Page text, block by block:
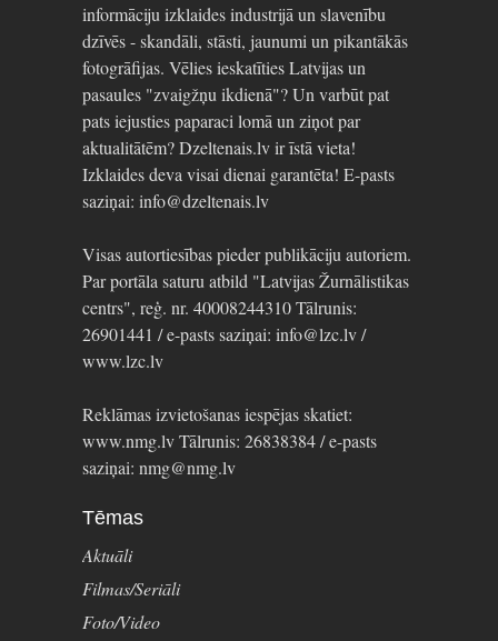
informāciju izklaides industrijā un slavenību
dzīvēs - skandāli, stāsti, jaunumi un pikantākās
fotogrāfijas. Vēlies ieskatīties Latvijas un
pasaules "zvaigžņu ikdienā"? Un varbūt pat
pats iejusties paparaci lomā un ziņot par
aktualitātēm? Dzeltenais.lv ir īstā vieta!
Izklaides deva visai dienai garantēta! E-pasts
saziņai: info@dzeltenais.lv
Visas autortiesības pieder publikāciju autoriem.
Par portāla saturu atbild "Latvijas Žurnālistikas
centrs", reģ. nr. 40008244310 Tālrunis:
26901441 / e-pasts saziņai: info@lzc.lv /
www.lzc.lv
Reklāmas izvietošanas iespējas skatiet:
www.nmg.lv Tālrunis: 26838384 / e-pasts
saziņai: nmg@nmg.lv
Tēmas
Aktuāli
Filmas/Seriāli
Foto/Video